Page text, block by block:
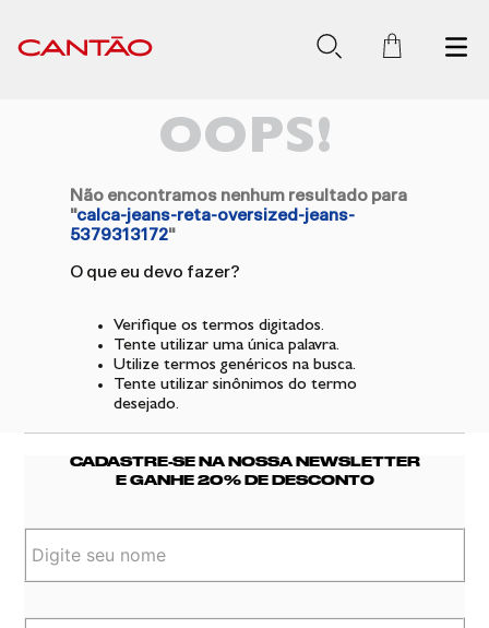
OOPS!
Não encontramos nenhum resultado para
"calca-jeans-reta-oversized-jeans-
5379313172"
O que eu devo fazer?
Verifique os termos digitados.
Tente utilizar uma única palavra.
Utilize termos genéricos na busca.
Tente utilizar sinônimos do termo
desejado.
CADASTRE-SE NA NOSSA NEWSLETTER
E GANHE 20% DE DESCONTO